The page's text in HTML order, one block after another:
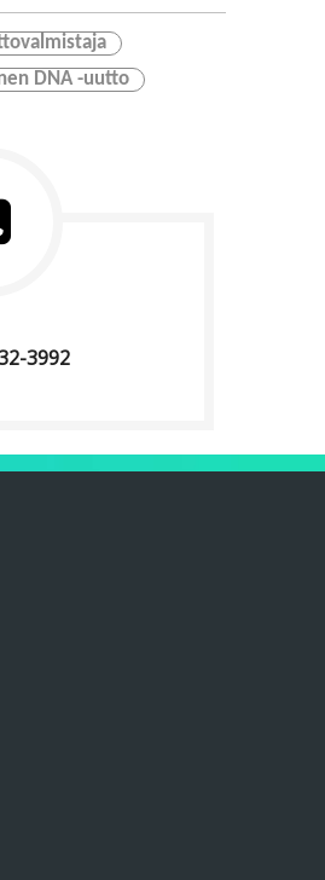
DNA -uutto
3992